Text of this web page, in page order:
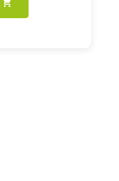
shopping_cart